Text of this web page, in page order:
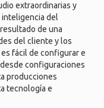
extraordinarias y
del
de una
del cliente y los
fácil de configurar e
configuraciones
producciones
tecnología e